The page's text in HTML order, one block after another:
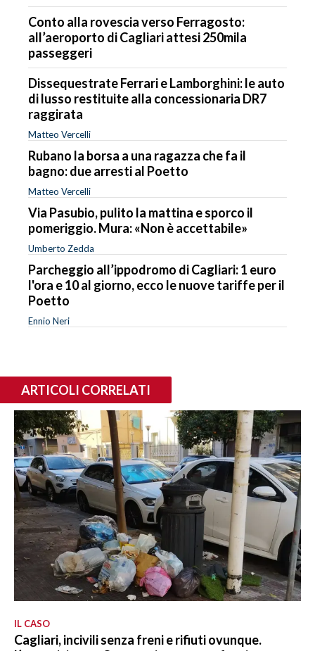
Conto alla rovescia verso Ferragosto:
all’aeroporto di Cagliari attesi 250mila
passeggeri
Dissequestrate Ferrari e Lamborghini: le auto
di lusso restituite alla concessionaria DR7
raggirata
Matteo Vercelli
Rubano la borsa a una ragazza che fa il
bagno: due arresti al Poetto
Matteo Vercelli
Via Pasubio, pulito la mattina e sporco il
pomeriggio. Mura: «Non è accettabile»
Umberto Zedda
Parcheggio all’ippodromo di Cagliari: 1 euro
l'ora e 10 al giorno, ecco le nuove tariffe per il
Poetto
Ennio Neri
ARTICOLI CORRELATI
IL CASO
Cagliari, incivili senza freni e rifiuti ovunque.